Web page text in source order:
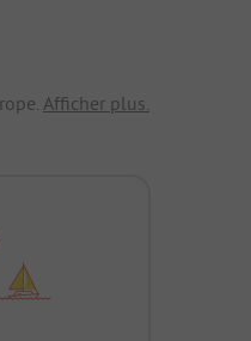
Afficher plus.